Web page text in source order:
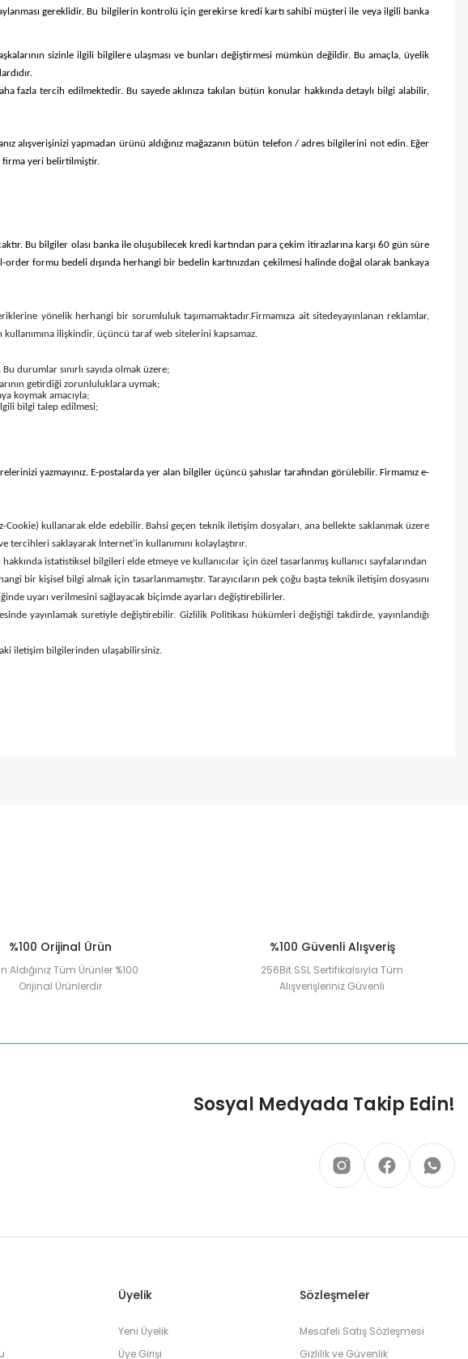
gereklidir. Bu bilgilerin kontrolü için gerekirse kredi kartı sahibi müşteri ile veya ilgili banka
sizinle ilgili bilgilere ulaşması ve bunları değiştirmesi mümkün değildir. Bu amaçla, üyelik
fazla tercih edilmektedir. Bu sayede aklınıza takılan bütün konular hakkında detaylı bilgi alabilir,
alışverişinizi yapmadan ürünü aldığınız mağazanın bütün telefon / adres bilgilerini not edin. Eğer
firma yeri belirtilmiştir.
Bu bilgiler olası banka ile oluşubilecek kredi kartından para çekim itirazlarına karşı 60 gün süre
formu bedeli dışında herhangi bir bedelin kartınızdan çekilmesi halinde doğal olarak bankaya
yönelik herhangi bir sorumluluk taşımamaktadır.Firmamıza ait sitedeyayınlanan reklamlar,
kullanımına ilişkindir, üçüncü taraf web sitelerini kapsamaz.
durumlar sınırlı sayıda olmak üzere;
getirdiği zorunluluklara uymak;
koymak amacıyla;
bilgi talep edilmesi;
yazmayınız. E-postalarda yer alan bilgiler üçüncü şahıslar tarafından görülebilir. Firmamız e-
Cookie) kullanarak elde edebilir. Bahsi geçen teknik iletişim dosyaları, ana bellekte saklanmak üzere
tercihleri saklayarak İnternet'in kullanımını kolaylaştırır.
istatistiksel bilgileri elde etmeye ve kullanıcılar için özel tasarlanmış kullanıcı sayfalarından
bir kişisel bilgi almak için tasarlanmamıştır. Tarayıcıların pek çoğu başta teknik iletişim dosyasını
uyarı verilmesini sağlayacak biçimde ayarları değiştirebilirler.
yayınlamak suretiyle değiştirebilir. Gizlilik Politikası hükümleri değiştiği takdirde, yayınlandığı
iletişim bilgilerinden ulaşabilirsiniz.
%100 Orijinal Ürün
Aldığınız Tüm Ürünler %100
Orijinal Ürünlerdir
%100 Güvenli Alışveriş
256Bit SSL Sertifikalsıyla Tüm
Alışverişleriniz Güvenli
Sosyal Medyada Takip Edin!
Üyelik
Yeni Üyelik
Üye Girişi
Sözleşmeler
Mesafeli Satış Sözleşmesi
Gizlilik ve Güvenlik